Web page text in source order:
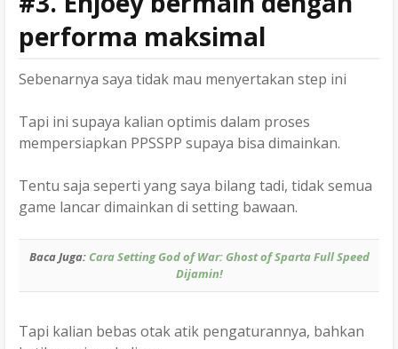
performa maksimal
Sebenarnya saya tidak mau menyertakan step ini
Tapi ini supaya kalian optimis dalam proses
mempersiapkan PPSSPP supaya bisa dimainkan.
Tentu saja seperti yang saya bilang tadi, tidak semua
game lancar dimainkan di setting bawaan.
Baca Juga:Cara Setting God of War: Ghost of Sparta Full Speed
Dijamin!
Tapi kalian bebas otak atik pengaturannya, bahkan